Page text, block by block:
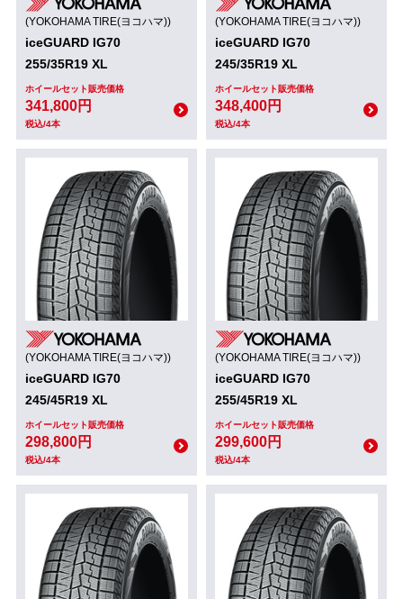
(YOKOHAMA TIRE(ヨコハマ))
iceGUARD IG70
255/35R19 XL
ホイールセット販売価格
341,800円
税込/4本
(YOKOHAMA TIRE(ヨコハマ))
iceGUARD IG70
245/35R19 XL
ホイールセット販売価格
348,400円
税込/4本
(YOKOHAMA TIRE(ヨコハマ))
iceGUARD IG70
245/45R19 XL
ホイールセット販売価格
298,800円
税込/4本
(YOKOHAMA TIRE(ヨコハマ))
iceGUARD IG70
255/45R19 XL
ホイールセット販売価格
299,600円
税込/4本